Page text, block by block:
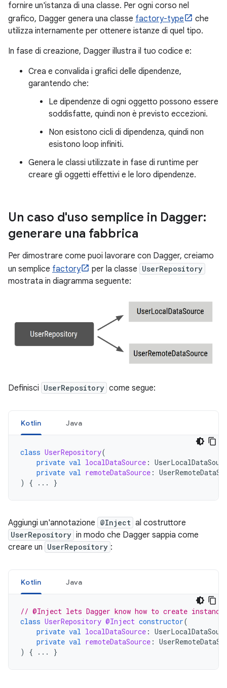
fornire un'istanza di una classe. Per ogni corso nel
grafico, Dagger genera una classe factory-type
che
utilizza internamente per ottenere istanze di quel tipo.
In fase di creazione, Dagger illustra il tuo codice e:
Crea e convalida i grafici delle dipendenze,
garantendo che:
Le dipendenze di ogni oggetto possono essere
soddisfatte, quindi non è previsto eccezioni.
Non esistono cicli di dipendenza, quindi non
esistono loop infiniti.
Genera le classi utilizzate in fase di runtime per
creare gli oggetti effettivi e le loro dipendenze.
Un caso d'uso semplice in Dagger:
generare una fabbrica
Per dimostrare come puoi lavorare con Dagger, creiamo
un semplice factory per la classe UserRepository
mostrata in diagramma seguente:
Definisci UserRepository come segue:
Kotlin Java
class UserRepository(
private val localDataSource :
private val remoteDataSource :
)
{ ... }
Aggiungi un'annotazione @Inject al costruttore
UserRepository in modo che Dagger sappia come
creare un UserRepository :
Kotlin Java
// @Inject lets Dagger know how to create
class UserRepository @Inject constructor(
private val localDataSource :
private val remoteDataSource :
)
{ ... }